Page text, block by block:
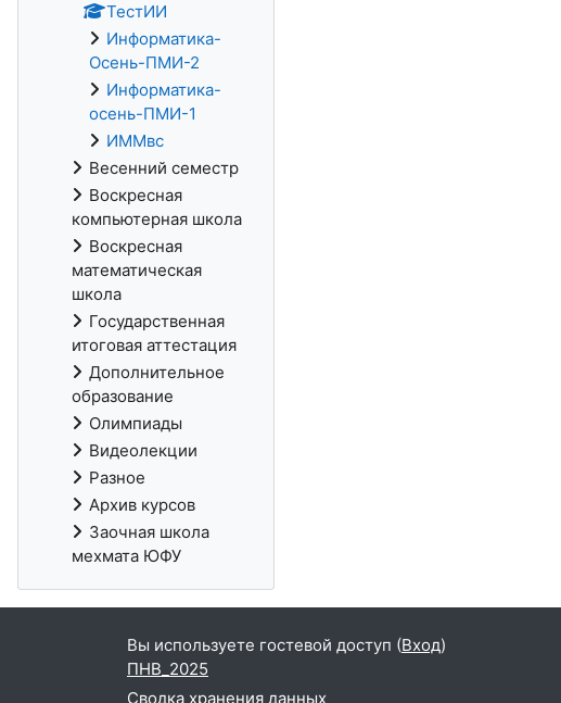
ТестИИ
Информатика-
Осень-ПМИ-2
Информатика-
осень-ПМИ-1
ИММвс
Весенний семестр
Воскресная
компьютерная школа
Воскресная
математическая
школа
Государственная
итоговая аттестация
Дополнительное
образование
Олимпиады
Видеолекции
Разное
Архив курсов
Заочная школа
мехмата ЮФУ
Вы используете гостевой доступ (Вход)
ПНВ_2025
Сводка хранения данных